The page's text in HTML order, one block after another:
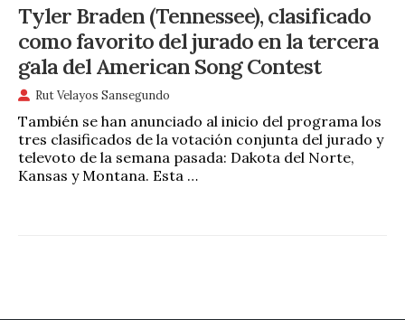
Tyler Braden (Tennessee), clasificado
como favorito del jurado en la tercera
gala del American Song Contest
Rut Velayos Sansegundo
También se han anunciado al inicio del programa los
tres clasificados de la votación conjunta del jurado y
televoto de la semana pasada: Dakota del Norte,
Kansas y Montana. Esta …